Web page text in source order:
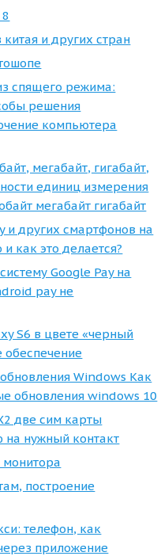
и других стран
спящего режима:
решения
компьютера
мегабайт, гигабайт,
единиц измерения
мегабайт гигабайт
и других смартфонов на
как это делается?
Google Pay на
pay не
S6 в цвете «черный
Windows Как
обновления windows 10
две сим карты
на нужный контакт
монитора
построение
телефон, как
приложение